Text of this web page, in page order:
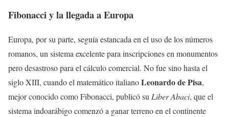
Fibonacci y la llegada a Europa
Europa, por su parte, seguía estancada en el uso de los números
romanos, un sistema excelente para inscripciones en monumentos
pero desastroso para el cálculo comercial. No fue sino hasta el
siglo XIII, cuando el matemático italianoLeonardo de Pisa,
mejor conocido como Fibonacci, publicó suLiber Abaci, que el
sistema indoarábigo comenzó a ganar terreno en el continente